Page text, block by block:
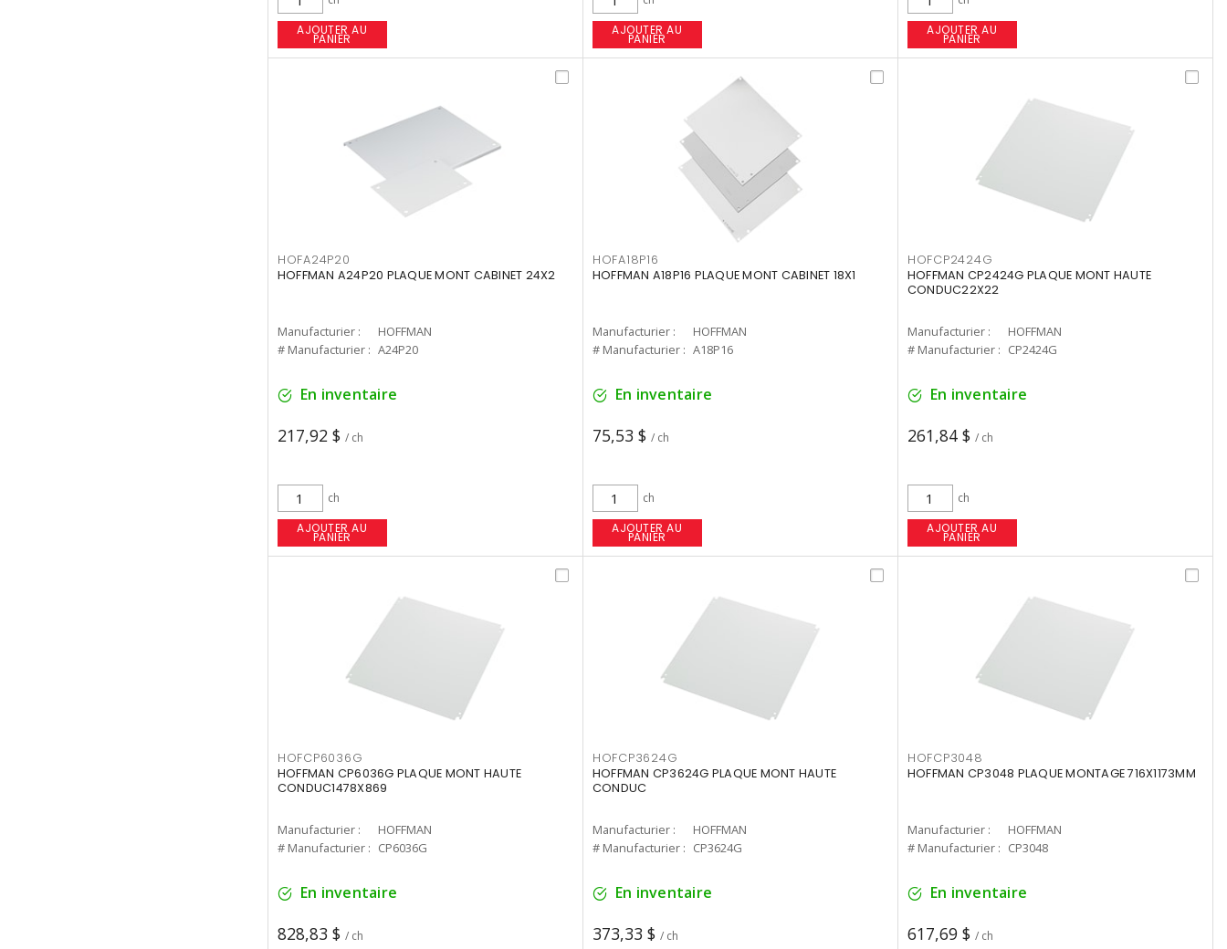
AJOUTER AU
PANIER
AJOUTER AU
PANIER
AJOUTER AU
PANIER
HOFA24P20
HOFFMAN A24P20 PLAQUE MONT CABINET 24X2
Manufacturier :
HOFFMAN
# Manufacturier : A24P20
En inventaire
217,92 $ / ch
ch
AJOUTER AU
PANIER
HOFA18P16
HOFFMAN A18P16 PLAQUE MONT CABINET 18X1
Manufacturier :
HOFFMAN
# Manufacturier : A18P16
En inventaire
75,53 $ / ch
ch
AJOUTER AU
PANIER
HOFCP2424G
HOFFMAN CP2424G PLAQUE MONT HAUTE
CONDUC22X22
Manufacturier :
HOFFMAN
# Manufacturier : CP2424G
En inventaire
261,84 $ / ch
ch
AJOUTER AU
PANIER
HOFCP6036G
HOFFMAN CP6036G PLAQUE MONT HAUTE
CONDUC1478X869
Manufacturier :
HOFFMAN
# Manufacturier : CP6036G
En inventaire
828,83 $ / ch
HOFCP3624G
HOFFMAN CP3624G PLAQUE MONT HAUTE
CONDUC
Manufacturier :
HOFFMAN
# Manufacturier : CP3624G
En inventaire
373,33 $ / ch
HOFCP3048
HOFFMAN CP3048 PLAQUE MONTAGE 716X1173MM
Manufacturier :
HOFFMAN
# Manufacturier : CP3048
En inventaire
617,69 $ / ch